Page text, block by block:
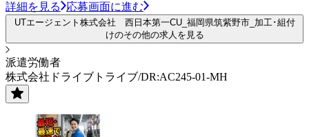
詳細を見る 応募画面に進む
UTエージェント株式会社 西日本第一CU_福岡県筑紫野市_加工･組付
けのその他の求人を見る
派遣労働者
株式会社ドライブトライブ/DR:AC245-01-MH